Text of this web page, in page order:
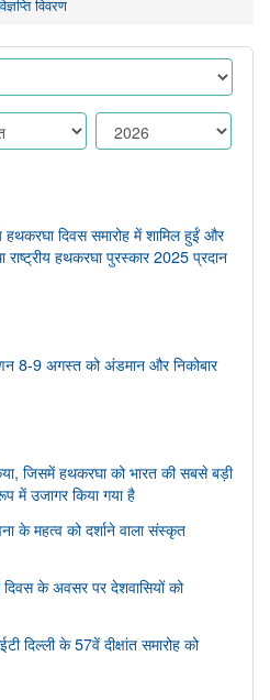
विवरण
हथकरघा दिवस समारोह में शामिल हुईं और
हथकरघा पुरस्कार 2025 प्रदान
8-9 अगस्त को अंडमान और निकोबार
जिसमें हथकरघा को भारत की सबसे बड़ी
में उजागर किया गया है
के महत्व को दर्शाने वाला संस्कृत
दिवस के अवसर पर देशवासियों को
दिल्ली के 57वें दीक्षांत समारोह को